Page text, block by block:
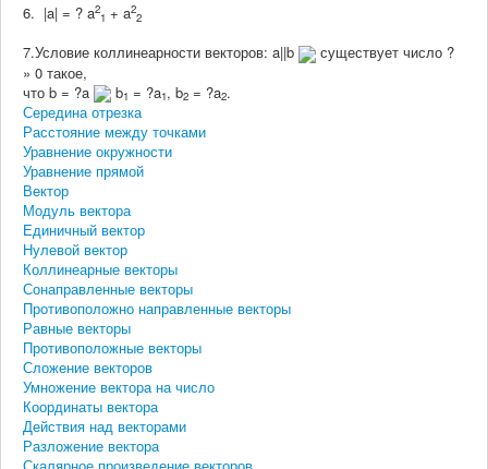
6. |a| = ? a2
1 + a2
2
7.Условие коллинеарности векторов: a||b
существует число ?
» 0 такое,
что b = ?a b1 = ?a1, b2 = ?a2.
Середина отрезка
Расстояние между точками
Уравнение окружности
Уравнение прямой
Вектор
Модуль вектора
Единичный вектор
Нулевой вектор
Коллинеарные векторы
Сонаправленные векторы
Противоположно направленные векторы
Равные векторы
Противоположные векторы
Сложение векторов
Умножение вектора на число
Координаты вектора
Действия над векторами
Разложение вектора